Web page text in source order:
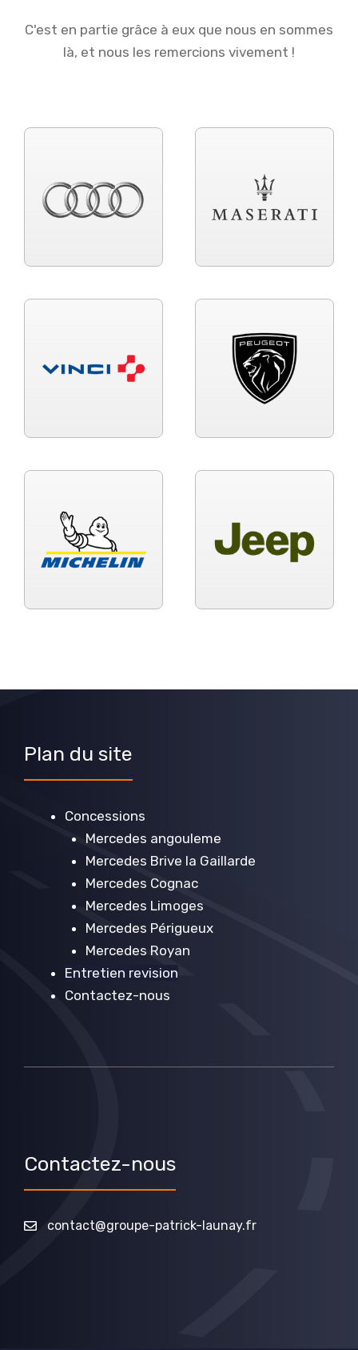
C'est en partie grâce à eux que nous en sommes
là, et nous les remercions vivement !
Plan du site
Concessions
Mercedes angouleme
Mercedes Brive la Gaillarde
Mercedes Cognac
Mercedes Limoges
Mercedes Périgueux
Mercedes Royan
Entretien revision
Contactez-nous
Contactez-nous
contact@groupe-patrick-launay.fr